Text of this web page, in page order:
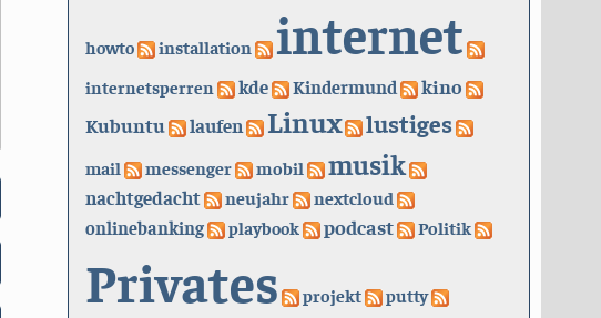
howto installation internet
internetsperren kde Kindermund
kino
Kubuntu
laufen Linux lustiges
mail messenger mobil musik
nachtgedacht neujahr nextcloud
onlinebanking playbook podcast Politik
Privates projekt putty